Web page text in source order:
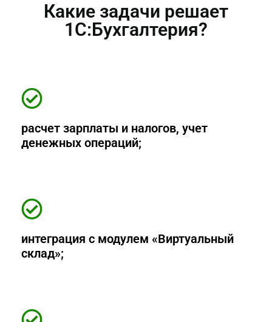
Какие задачи решает
1С:Бухгалтерия?
расчет зарплаты и налогов, учет
денежных операций;
интеграция с модулем «Виртуальный
склад»;